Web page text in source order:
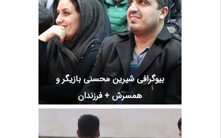
بیوگرافی شیرین محسنی بازیگر و
همسرش + فرزندان